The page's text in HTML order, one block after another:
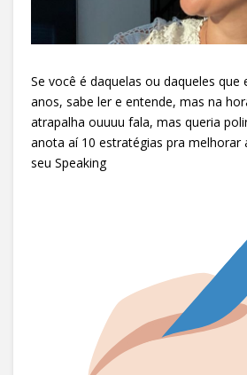
Se você é daquelas ou daqueles que
anos, sabe ler e entende, mas na
atrapalha ouuuu fala, mas queria
anota aí 10 estratégias pra melhorar
seu Speaking